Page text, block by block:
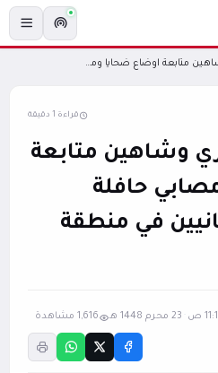
سلام: كلفت متري وشاهين متابعة اوضاع ضحايا ومصابي حافلة المعتمرين اللبنانيين في منطقة درعا السورية
قراءة 1 دقيقة
وشاهين متابعة
حافلة
في منطقة
23 محرم 1448 هـ 1,616 مشاهدة